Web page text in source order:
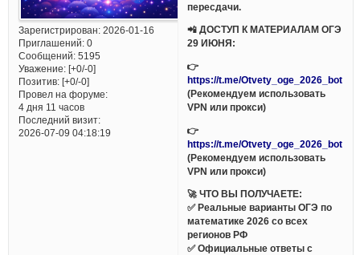
Зарегистрирован: 2026-01-16
Приглашений:0
Сообщений:5195
Уважение: [+0/-0]
Позитив: [+0/-0]
Провел на форуме:
4 дня 11 часов
Последний визит:
2026-07-09 04:18:19
пересдачи.
📲 ДОСТУП К МАТЕРИАЛАМ ОГЭ
29 ИЮНЯ:
👉
https://t.me/Otvety_oge_2026_bot
(Рекомендуем использовать
VPN или прокси)
👉
https://t.me/Otvety_oge_2026_bot
(Рекомендуем использовать
VPN или прокси)
🚀 ЧТО ВЫ ПОЛУЧАЕТЕ:
✅ Реальные варианты ОГЭ по
математике 2026 со всех
регионов РФ
✅ Официальные ответы с